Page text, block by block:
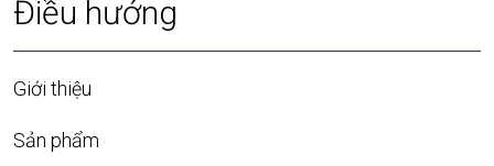
Điều hướng
Giới thiệu
Sản phẩm